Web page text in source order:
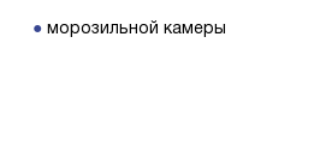
морозильной камеры